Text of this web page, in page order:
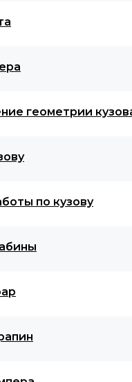
геометрии
по кузову